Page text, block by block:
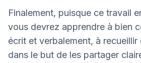
Finalement, puisque ce travail
vous devrez apprendre à bien
écrit et verbalement, à
dans le but de les partager